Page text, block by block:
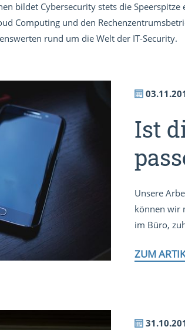
bildet Cybersecurity stets die
Computing und den
rund um die Welt der IT-Security.
Ist
Unsere
können wir
im Büro,
ZUM